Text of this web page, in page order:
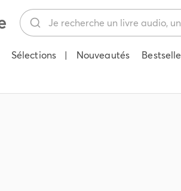
Sélections | Nouveautés